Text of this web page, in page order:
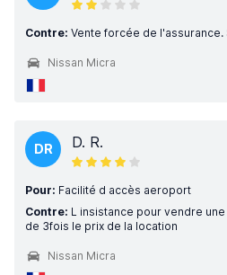
Contre: Vente forcée de l'assurance.
Nissan Micra
DR D. R.
Pour: Facilité d accès aeroport
Contre: L insistance pour vendre
de 3fois le prix de la location
Nissan Micra